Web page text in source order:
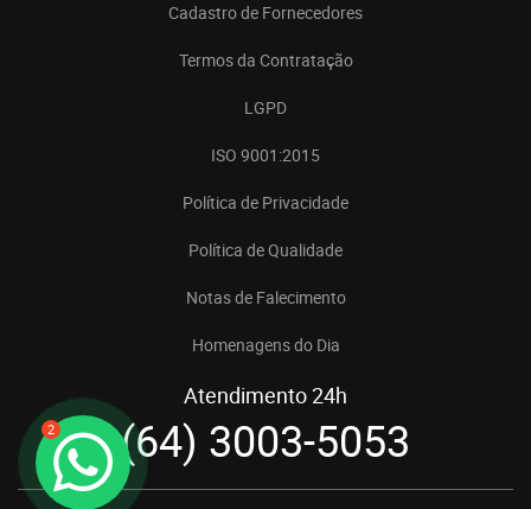
2
Cadastro de Fornecedores
Termos da Contratação
LGPD
ISO 9001:2015
Política de Privacidade
Política de Qualidade
Notas de Falecimento
Homenagens do Dia
Atendimento 24h
(64) 3003-5053